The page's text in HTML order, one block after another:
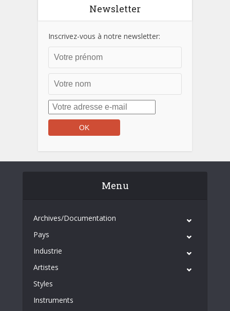
Newsletter
Inscrivez-vous à notre newsletter:
Menu
Archives/Documentation
Pays
Industrie
Artistes
Styles
Instruments